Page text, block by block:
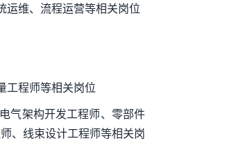
运维、流程运营等相关岗位
工程师等相关岗位
气架构开发工程师、零部件
、线束设计工程师等相关岗